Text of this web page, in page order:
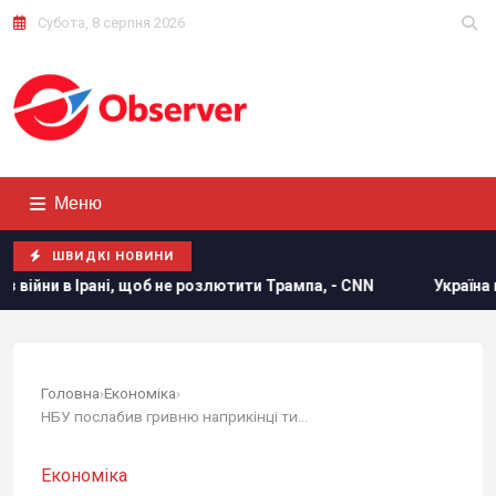
Субота, 8 серпня 2026
Меню
ШВИДКІ НОВИНИ
щоб не розлютити Трампа, - CNN Україна
Головна›Економіка›
Економіка